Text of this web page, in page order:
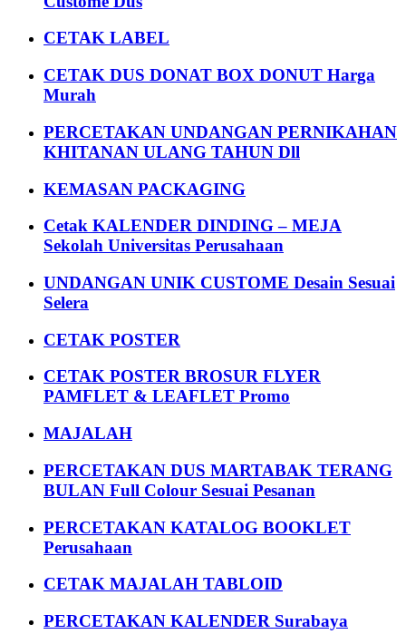
CETAK LABEL
CETAK DUS DONAT BOX DONUT Harga
Murah
PERCETAKAN UNDANGAN PERNIKAHAN
KHITANAN ULANG TAHUN Dll
KEMASAN PACKAGING
Cetak KALENDER DINDING – MEJA
Sekolah Universitas Perusahaan
UNDANGAN UNIK CUSTOME Desain Sesuai
Selera
CETAK POSTER
CETAK POSTER BROSUR FLYER
PAMFLET & LEAFLET Promo
MAJALAH
PERCETAKAN DUS MARTABAK TERANG
BULAN Full Colour Sesuai Pesanan
PERCETAKAN KATALOG BOOKLET
Perusahaan
CETAK MAJALAH TABLOID
PERCETAKAN KALENDER Surabaya